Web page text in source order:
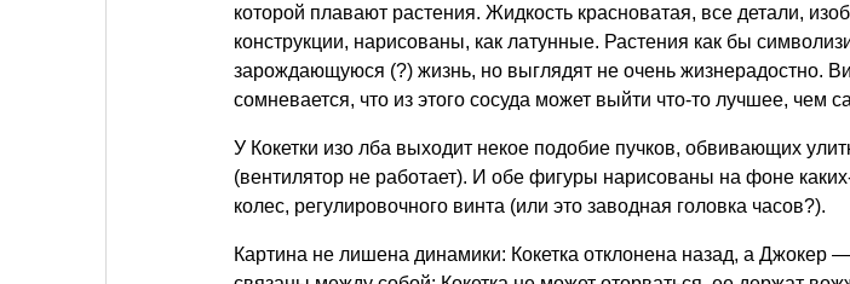
которой плавают растения. Жидкость красноватая, все детали,
конструкции, нарисованы, как латунные. Растения как бы
зарождающуюся (?) жизнь, но выглядят не очень жизнерадостно.
сомневается, что из этого сосуда может выйти что-то лучшее, чем
У Кокетки изо лба выходит некое подобие пучков, обвивающих
(вентилятор не работает). И обе фигуры нарисованы на фоне
колес, регулировочного винта (или это заводная головка часов?).
Картина не лишена динамики: Кокетка отклонена назад, а Джокер